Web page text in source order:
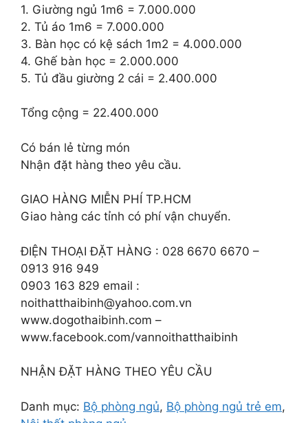
1. Giường ngủ 1m6 = 7.000.000
2. Tủ áo 1m6 = 7.000.000
3. Bàn học có kệ sách 1m2 = 4.000.000
4. Ghế bàn học = 2.000.000
5. Tủ đầu giường 2 cái = 2.400.000
Tổng cộng = 22.400.000
Có bán lẻ từng món
Nhận đặt hàng theo yêu cầu.
GIAO HÀNG MIỄN PHÍ TP.HCM
Giao hàng các tỉnh có phí vận chuyển.
ĐIỆN THOẠI ĐẶT HÀNG : 028 6670 6670 –
0913 916 949
0903 163 829 email :
noithatthaibinh@yahoo.com.vn
www.dogothaibinh.com –
www.facebook.com/vannoithatthaibinh
NHẬN ĐẶT HÀNG THEO YÊU CẦU
Danh mục: Bộ phòng ngủ, Bộ phòng ngủ trẻ em,